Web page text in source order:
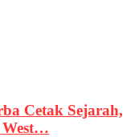
Cetak Sejarah,
West…